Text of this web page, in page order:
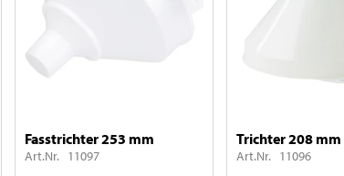
Fasstrichter 253 mm
Art.Nr. 11097
Trichter 208 mm
Art.Nr. 11096